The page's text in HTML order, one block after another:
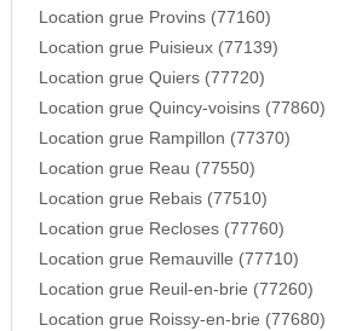
Location grue Provins (77160)
Location grue Puisieux (77139)
Location grue Quiers (77720)
Location grue Quincy-voisins (77860)
Location grue Rampillon (77370)
Location grue Reau (77550)
Location grue Rebais (77510)
Location grue Recloses (77760)
Location grue Remauville (77710)
Location grue Reuil-en-brie (77260)
Location grue Roissy-en-brie (77680)